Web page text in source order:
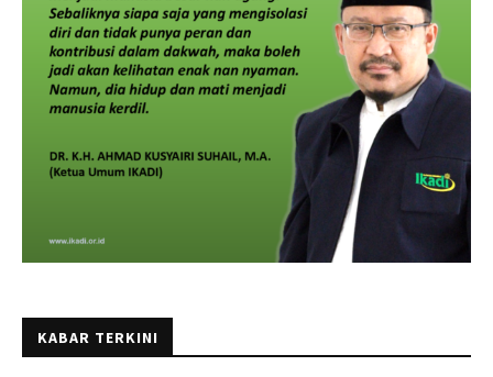
KABAR TERKINI